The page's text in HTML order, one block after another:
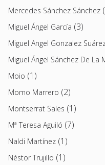
Mercedes Sánchez Sánchez
Miguel Ángel García (3)
Miguel Angel Gonzalez
Miguel Ángel Sánchez De La
Moio (1)
Momo Marrero (2)
Montserrat Sales (1)
Mª Teresa Aguiló (7)
Naldi Martínez (1)
Néstor Trujillo (1)